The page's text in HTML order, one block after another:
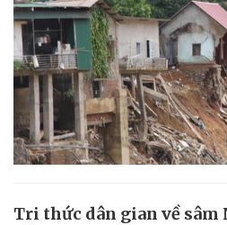
Tri thức dân gian về sâm